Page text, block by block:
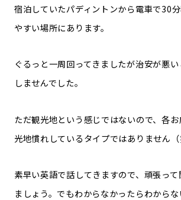
宿泊していたパディントンから電車で30
やすい場所にあります。
ぐるっと一周回ってきましたが治安が悪
しませんでした。
ただ観光地という感じではないので、各
光地慣れしているタイプではありません（
素早い英語で話してきますので、頑張っ
ましょう。でもわからなかったらわから